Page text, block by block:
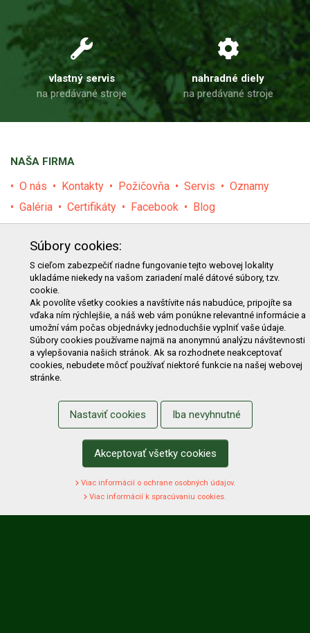
vlastný servis
na predávané stroje
nahradné diely
na predávané stroje
NAŠA FIRMA
O nás Kontakty Požičovňa Servis
Oznamy
Galéria
Certifikáty Facebook Blog
PRODUKTY
E-shop Akcie Darčekové poukážky
Katalógy
Zľavy
Novinky Predávané značky
Bazár
Výzvy pre obce a firmy
NAKUPOVANIE
Obchodné podmienky
Cenník prepravy
Reklamačný poriadok
Odstúpenie od kúpy
Protokol na odstúpenie od kúpy
Alternatívne riešenie sporu
Ochrana osobných údajov
Používanie cookies
Nákup na splátky
Registrácia Košík
Zmena údajov
Súbory cookies:
S cieľom zabezpečiť riadne fungovanie tejto webovej lokality
ukladáme niekedy na vašom zariadení malé dátové súbory, tzv.
cookie.
Ak povolíte všetky cookies a navštívite nás nabudúce, pripojíte sa
vďaka ním rýchlejšie, a náš web vám ponúkne relevantné informácie a
umožní vám počas objednávky jednoduchšie vyplniť vaše údaje.
Súbory cookies používame najmä na anonymnú analýzu návštevnosti
a vylepšovania našich stránok. Ak sa rozhodnete neakceptovať
cookies, nebudete môcť používať niektoré funkcie na našej webovej
stránke.
Nastaviť cookies Iba nevyhnutné
Akceptovať všetky cookies
Viac informácií o ochrane osobných údajov.
Viac informácií k spracúvaniu cookies.